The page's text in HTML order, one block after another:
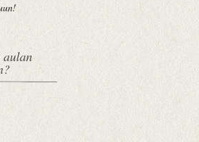
aulan